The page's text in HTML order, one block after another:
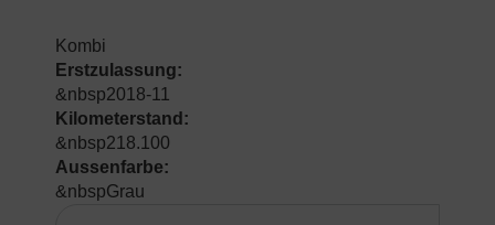
Kombi
Erstzulassung:
&nbsp2018-11
Kilometerstand:
&nbsp218.100
Aussenfarbe:
&nbspGrau